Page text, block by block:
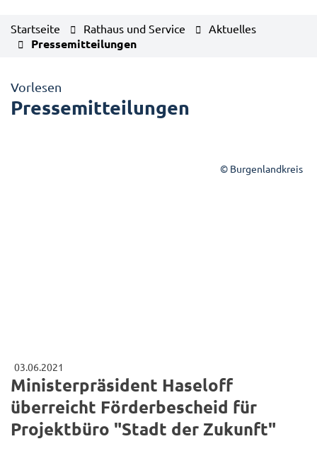
Startseite Rathaus und Service Aktuelles
Pressemitteilungen
Vorlesen
Pressemitteilungen
© Burgenlandkreis
03.06.2021
Ministerpräsident Haseloff
überreicht Förderbescheid für
Projektbüro "Stadt der Zukunft"